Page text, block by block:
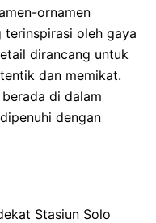
ornamen
oleh gaya
dirancang untuk
dan memikat.
di dalam
dengan
Stasiun Solo